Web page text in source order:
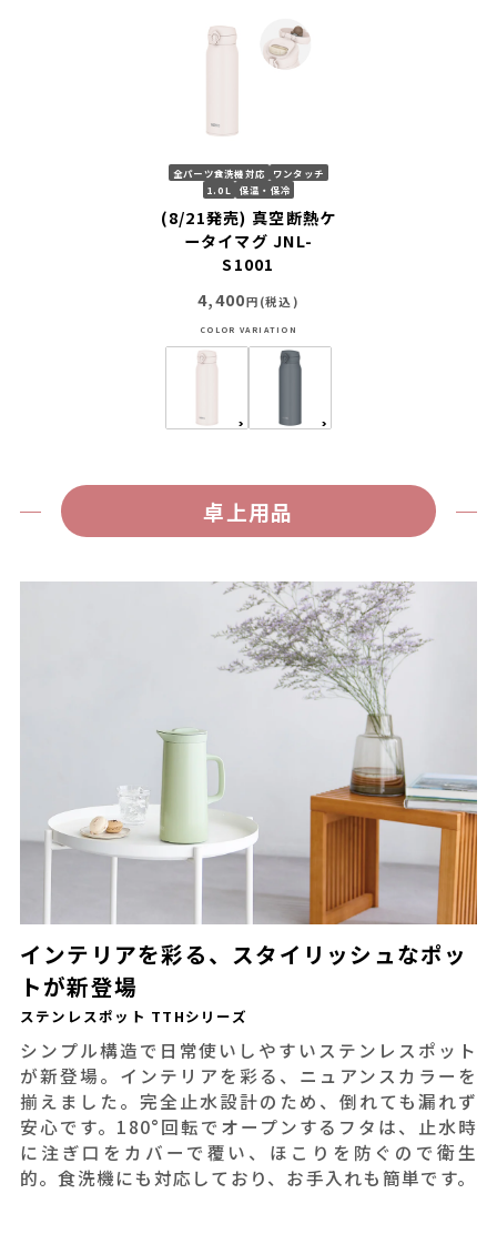
全パーツ食洗機対応
ワンタッチ
1.0L
保温・保冷
(8/21発売) 真空断熱ケ
ータイマグ JNL-
S1001
4,400円(税込)
卓上用品
インテリアを彩る、スタイリッシュなポッ
トが新登場
ステンレスポット TTHシリーズ
シンプル構造で日常使いしやすいステンレスポット
が新登場。インテリアを彩る、ニュアンスカラーを
揃えました。完全止水設計のため、倒れても漏れず
安心です。180°回転でオープンするフタは、止水時
に注ぎ口をカバーで覆い、ほこりを防ぐので衛生
的。食洗機にも対応しており、お手入れも簡単です。